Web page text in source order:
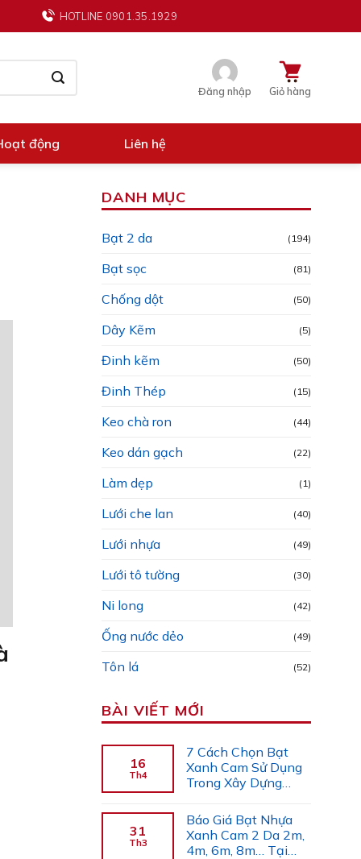
HOTLINE 0901.35.1929
Đăng nhập Giỏ hàng
động Liên hệ
DANH MỤC
Bạt 2 da (194)
Bạt sọc (81)
Chống dột (50)
Dây Kẽm (5)
Đinh kẽm (50)
Đinh Thép (15)
Keo chà ron (44)
Keo dán gạch (22)
Làm dẹp (1)
Lưới che lan (40)
Lưới nhựa (49)
Lưới tô tường (30)
Ni long (42)
Ống nước dẻo (49)
Tôn lá (52)
BÀI VIẾT MỚI
16
Th4
7 Cách Chọn Bạt
Xanh Cam Sử Dụng
Trong Xây Dựng
31
Th3
Báo Giá Bạt Nhựa
Xanh Cam 2 Da 2m,
4m, 6m, 8m… Tại